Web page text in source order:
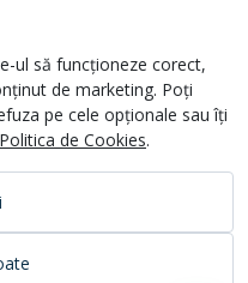
ul să funcționeze corect,
de marketing. Poți
pe cele opționale sau îți
Politica de Cookies.